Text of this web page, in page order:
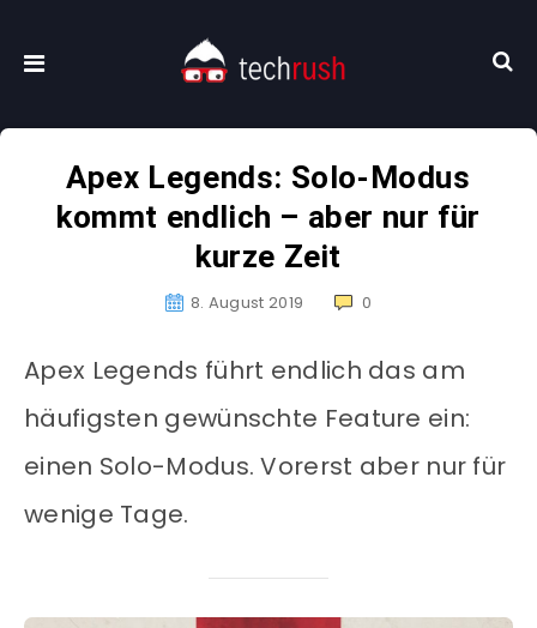
Apex Legends: Solo-Modus
kommt endlich – aber nur für
kurze Zeit
8. August 2019 0
Apex Legends führt endlich das am
häufigsten gewünschte Feature ein:
einen Solo-Modus. Vorerst aber nur für
wenige Tage.